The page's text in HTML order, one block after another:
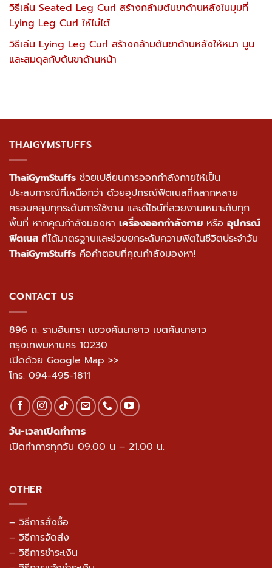
วิธีเล่น Seated Leg Curl สร้างกล้ามต้นขาด้านหลังในมุมที่
Lying Leg Curl ให้ไม่ได้
วิธีเล่น Lying Leg Curl สร้างกล้ามต้นขาด้านหลังให้หนา นูน
และสมดุลกับต้นขาด้านหน้า
THAIGYMSTUFFS
ThaiGymStuffs ช่วยเปลี่ยนการออกกำลังกายให้เป็น
ประสบการณ์ที่เหนือกว่า ด้วยอุปกรณ์ฟิตเนสที่หลากหลาย
ครอบคลุมทุกระดับการใช้งาน และดีไซน์ที่สวยงามเหมาะกับทุก
พื้นที่ หากคุณกำลังมองหา เครื่องออกกำลังกาย หรือ อุปกรณ์
ฟิตเนส ที่ได้มาตรฐานและช่วยยกระดับความฟิตในชีวิตประจำวัน
ThaiGymStuffs คือคำตอบที่คุณกำลังมองหา!
CONTACT US
896 ถ. รามอินทรา แขวงคันนายาว เขตคันนายาว
กรุงเทพมหานคร 10230
เปิดด้วย Google Map >>
โทร. 094-495-1811
วัน-เวลาเปิดทำการ
เปิดทำการทุกวัน 09.00 น – 21.00 น.
OTHER
– วิธีการสั่งซื้อ
– วิธีการจัดส่ง
– วิธีการชำระเงิน